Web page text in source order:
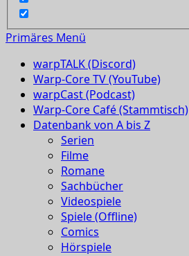
Primäres Menü
warpTALK (Discord)
Warp-Core TV (YouTube)
warpCast (Podcast)
Warp-Core Café (Stammtisch)
Datenbank von A bis Z
Serien
Filme
Romane
Sachbücher
Videospiele
Spiele (Offline)
Comics
Hörspiele